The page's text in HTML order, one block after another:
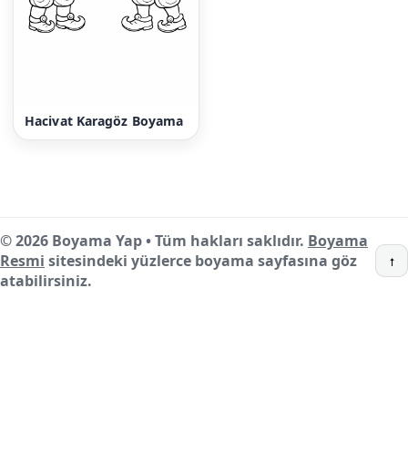
Hacivat Karagöz Boyama
© 2026 Boyama Yap • Tüm hakları saklıdır. Boyama
Resmi sitesindeki yüzlerce boyama sayfasına göz
atabilirsiniz.
↑